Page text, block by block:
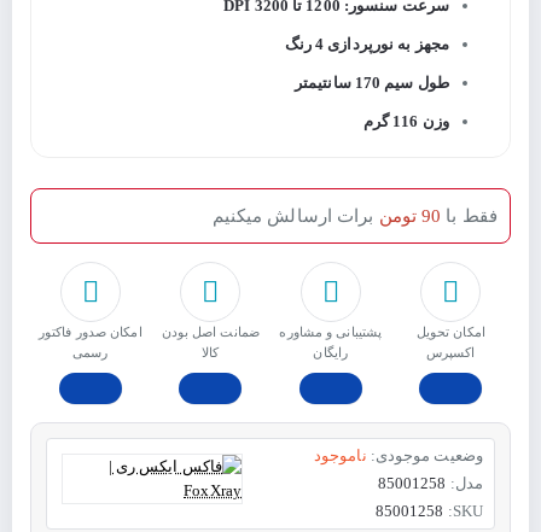
سرعت سنسور: 1200 تا 3200 DPI
مجهز به نورپردازی 4 رنگ
طول سیم 170 سانتیمتر
وزن 116 گرم
امکان تحویل
اکسپرس
پشتیبانی و مشاوره
رایگان
ﺿﻤﺎﻧﺖ اﺻﻞ ﺑﻮدن
ﮐﺎﻟﺎ
امکان صدور فاکتور
رسمی
فقط با 90 تومن برات ارسالش میکنیم
وضعیت موجودی: ناموجود
مدل: 85001258
SKU:
85001258